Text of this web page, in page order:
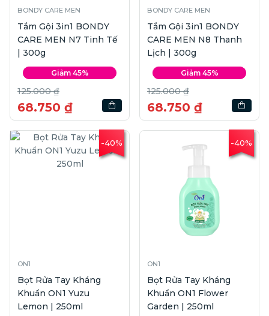
BONDY CARE MEN
Tắm Gội 3in1 BONDY
CARE MEN N7 Tinh Tế
| 300g
Giảm 45%
125.000 ₫
68.750 ₫
BONDY CARE MEN
Tắm Gội 3in1 BONDY
CARE MEN N8 Thanh
Lịch | 300g
Giảm 45%
125.000 ₫
68.750 ₫
-40%
ON1
Bọt Rửa Tay Kháng
Khuẩn ON1 Yuzu
Lemon | 250ml
-40%
ON1
Bọt Rửa Tay Kháng
Khuẩn ON1 Flower
Garden | 250ml